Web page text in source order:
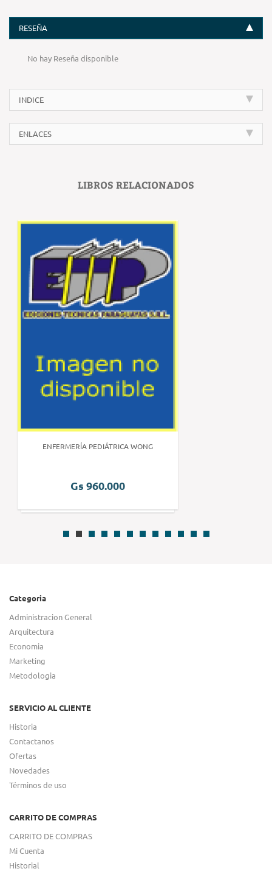
RESEÑA
No hay Reseña disponible
INDICE
ENLACES
LIBROS RELACIONADOS
ENFERMERÍA PEDIÁTRICA WONG
Gs 960.000
Categoria
Administracion General
Arquitectura
Economia
Marketing
Metodologia
SERVICIO AL CLIENTE
Historia
Contactanos
Ofertas
Novedades
Términos de uso
CARRITO DE COMPRAS
CARRITO DE COMPRAS
Mi Cuenta
Historial